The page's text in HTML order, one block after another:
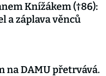
Knížákem (†86):
a záplava věnců
na DAMU přetrvává.